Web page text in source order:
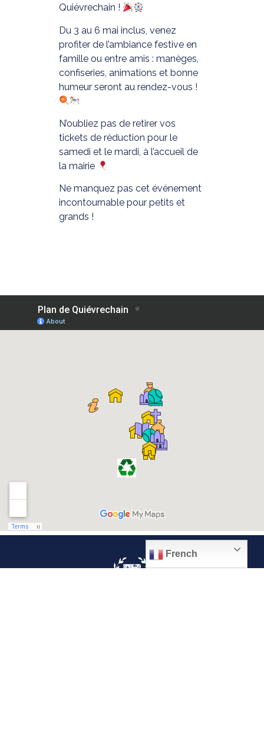
Quiévrechain !
Du 3 au 6 mai inclus, venez
profiter de l’ambiance festive en
famille ou entre amis : manèges,
confiseries, animations et bonne
humeur seront au rendez-vous !
N’oubliez pas de retirer vos
tickets de réduction pour le
samedi et le mardi, à l’accueil de
la mairie
Ne manquez pas cet événement
incontournable pour petits et
grands !
French